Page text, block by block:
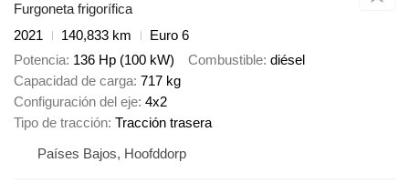
Furgoneta frigorífica
2021
140,833 km
Euro 6
Potencia 136 Hp (100 kW) Combustible diésel
Capacidad de carga 717 kg
Configuración del eje 4x2
Tipo de tracción Tracción trasera
Países Bajos, Hoofddorp